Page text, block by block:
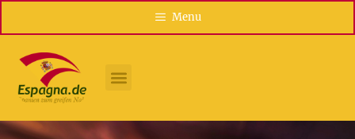
Menu